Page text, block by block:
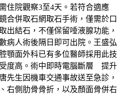
住院觀察3至4天。若符合適應
合併取石網取石手術，僅需於口
出結石，不僅保留唾液腺功能，
病人術後隔日即可出院。王盛弘
顎面外科已有多位醫師採用此技
度高。術中即時電腦斷層 提升
先生因機車交通事故送至急診，
右側肋骨骨折，以及顏面骨併右